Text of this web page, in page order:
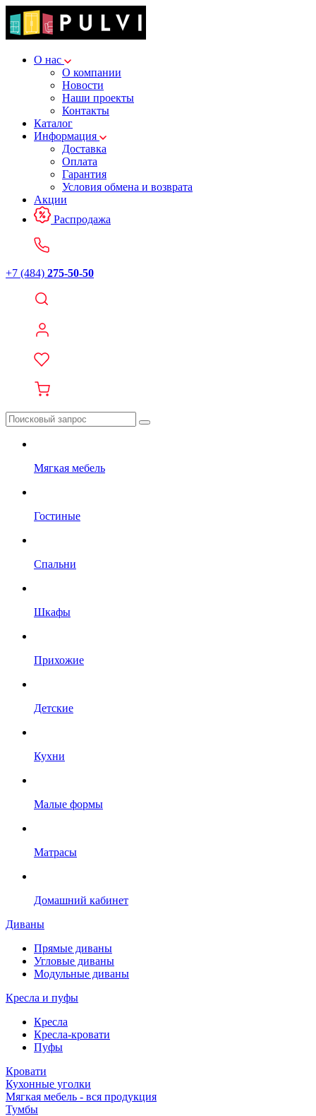
О нас
О компании
Новости
Наши проекты
Контакты
Каталог
Информация
Доставка
Оплата
Гарантия
Условия обмена и возврата
Акции
Распродажа
+7 (484) 275-50-50
Мягкая мебель
Гостиные
Спальни
Шкафы
Прихожие
Детские
Кухни
Малые формы
Матрасы
Домашний кабинет
Диваны
Прямые диваны
Угловые диваны
Модульные диваны
Кресла и пуфы
Кресла
Кресла-кровати
Пуфы
Кровати
Кухонные уголки
Мягкая мебель - вся продукция
Тумбы